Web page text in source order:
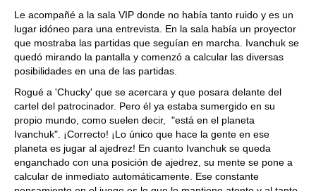
Le acompañé a la sala VIP donde no había tanto ruido y es un
lugar idóneo para una entrevista. En la sala había un proyector
que mostraba las partidas que seguían en marcha. Ivanchuk se
quedó mirando la pantalla y comenzó a calcular las diversas
posibilidades en una de las partidas.
Rogué a 'Chucky' que se acercara y que posara delante del
cartel del patrocinador. Pero él ya estaba sumergido en su
propio mundo, como suelen decir, "está en el planeta
Ivanchuk". ¡Correcto! ¡Lo único que hace la gente en ese
planeta es jugar al ajedrez! En cuanto Ivanchuk se queda
enganchado con una posición de ajedrez, su mente se pone a
calcular de inmediato automáticamente. Ese constante